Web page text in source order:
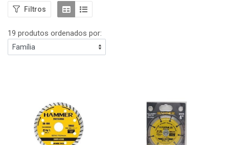
Filtros
19 produtos ordenados por: